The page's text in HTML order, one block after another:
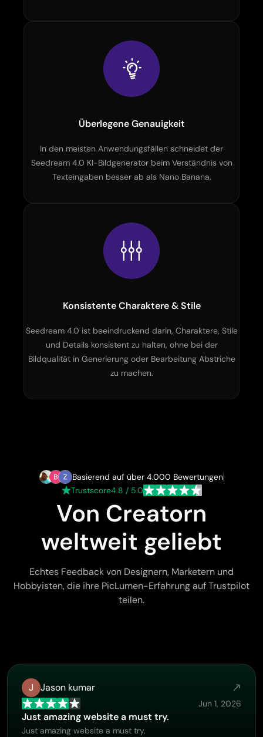
Überlegene Genauigkeit
In den meisten Anwendungsfällen schneidet der
Seedream 4.0 KI-Bildgenerator beim Verständnis von
Texteingaben besser ab als Nano Banana.
Konsistente Charaktere & Stile
Seedream 4.0 ist beeindruckend darin, Charaktere, Stile
und Details konsistent zu halten, ohne bei der
Bildqualität in Generierung oder Bearbeitung Abstriche
zu machen.
Basierend auf über 4.000 Bewertungen
Trustscore4.8 / 5.0
Von Creatorn
weltweit geliebt
Echtes Feedback von Designern, Marketern und
Hobbyisten, die ihre PicLumen-Erfahrung auf Trustpilot
teilen.
J Jason kumar
Jun 1, 2026
Just amazing website a must try.
Just amazing website a must try.